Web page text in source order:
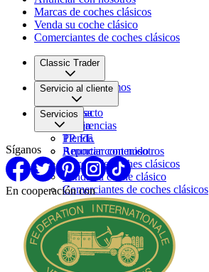
Marcas de coches clásicos
Venda su coche clásico
Comerciantes de coches clásicos
Classic Trader
Quiénes somos
Empleo
Prensa
Pareja
Servicio al cliente
Contacto
Sugerencias
PP. FF.
Reportar contenido
Servicios
Tienda
Anunciar con nosotros
Marcas de coches clásicos
Venda su coche clásico
Comerciantes de coches clásicos
Síganos
En cooperación con